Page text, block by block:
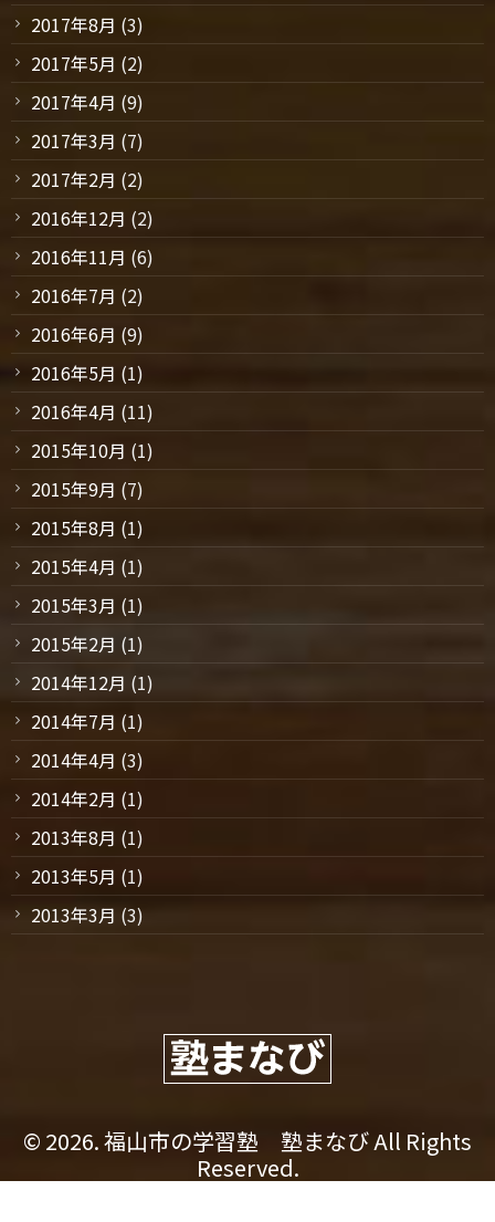
2017年8月 (3)
2017年5月 (2)
2017年4月 (9)
2017年3月 (7)
2017年2月 (2)
2016年12月 (2)
2016年11月 (6)
2016年7月 (2)
2016年6月 (9)
2016年5月 (1)
2016年4月 (11)
2015年10月 (1)
2015年9月 (7)
2015年8月 (1)
2015年4月 (1)
2015年3月 (1)
2015年2月 (1)
2014年12月 (1)
2014年7月 (1)
2014年4月 (3)
2014年2月 (1)
2013年8月 (1)
2013年5月 (1)
2013年3月 (3)
© 2026. 福山市の学習塾 塾まなび All Rights
Reserved.